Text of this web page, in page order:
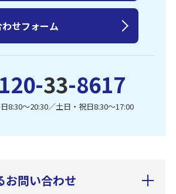
33-8617
8:30〜20:30／土日・祝日8:30〜17:00
せフォーム
お問い合わせ